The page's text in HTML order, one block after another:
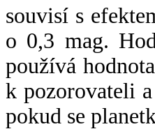
souvisí s
o 0,3 mag.
používá
k pozorovateli
pokud se